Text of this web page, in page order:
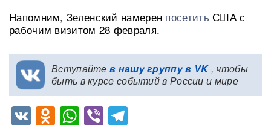
Напомним, Зеленский намерен посетить США с
рабочим визитом 28 февраля.
Вступайте в нашу группу в VK, чтобы
быть в курсе событий в России и мире
VKOdnoklassniki
WhatsApp
Viber